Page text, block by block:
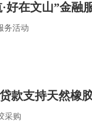
好在文山”金融
务活动
款支持天然橡
采购